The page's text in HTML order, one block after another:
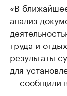
«В
анализ
труда и
результаты
для
— сообщили